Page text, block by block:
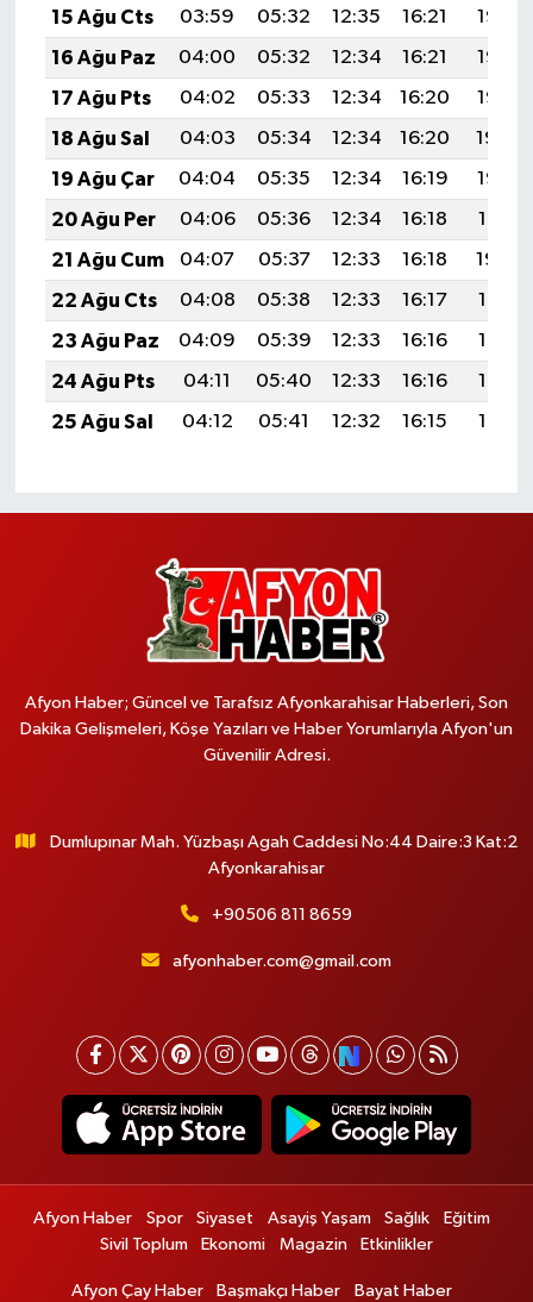
15 Ağu Cts
03:59 05:32 12:35 16:21
19:28
16 Ağu Paz
04:00 05:32 12:34 16:21
19:27
17 Ağu Pts
04:02 05:33 12:34 16:20
19:25
18 Ağu Sal
04:03 05:34 12:34 16:20
19:24
19 Ağu Çar
04:04 05:35 12:34 16:19
19:23
20 Ağu Per
04:06 05:36 12:34 16:18
19:21
21 Ağu Cum
04:07 05:37 12:33 16:18
19:20
22 Ağu Cts
04:08 05:38 12:33 16:17
19:18
23 Ağu Paz
04:09 05:39 12:33 16:16
19:17
24 Ağu Pts
04:11 05:40 12:33 16:16
19:16
25 Ağu Sal
04:12 05:41 12:32 16:15 19:14
Afyon Haber; Güncel ve Tarafsız Afyonkarahisar Haberleri, Son
Dakika Gelişmeleri, Köşe Yazıları ve Haber Yorumlarıyla Afyon'un
Güvenilir Adresi.
Dumlupınar Mah. Yüzbaşı Agah Caddesi No:44 Daire:3 Kat:2
Afyonkarahisar
+90506 811 8659
afyonhaber.com@gmail.com
Afyon Haber Spor Siyaset Asayiş Yaşam Sağlık
Eğitim
Sivil Toplum
Ekonomi Magazin Etkinlikler
Afyon Çay Haber Başmakçı Haber Bayat Haber